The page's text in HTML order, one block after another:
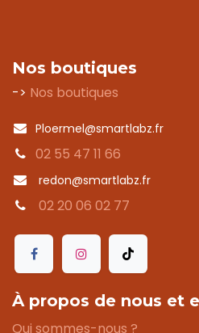
Nos boutiques
-> Nos boutiques
Ploermel@smartlabz.fr
02 55 47 11 66
redon@smartlabz.fr
02 20 06 02 77
À propos de nous et
Qui sommes-nous ?